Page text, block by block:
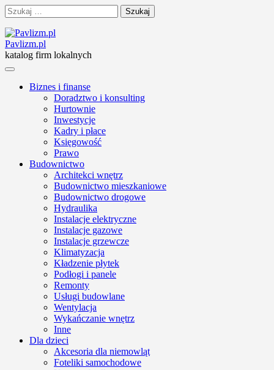
Skip
to
content
Szukaj:
Pavlizm.pl
katalog firm lokalnych
Biznes i finanse
Doradztwo i konsulting
Hurtownie
Inwestycje
Kadry i płace
Księgowość
Prawo
Budownictwo
Architekci wnętrz
Budownictwo mieszkaniowe
Budownictwo drogowe
Hydraulika
Instalacje elektryczne
Instalacje gazowe
Instalacje grzewcze
Klimatyzacja
Kładzenie płytek
Podłogi i panele
Remonty
Usługi budowlane
Wentylacja
Wykańczanie wnętrz
Inne
Dla dzieci
Akcesoria dla niemowląt
Foteliki samochodowe